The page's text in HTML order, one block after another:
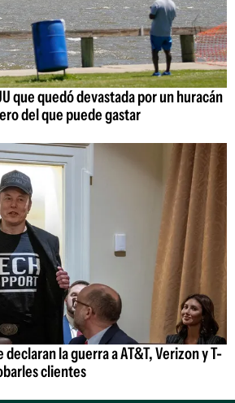
que quedó devastada por un huracán
del que puede gastar
declaran la guerra a AT&T, Verizon y T-
clientes